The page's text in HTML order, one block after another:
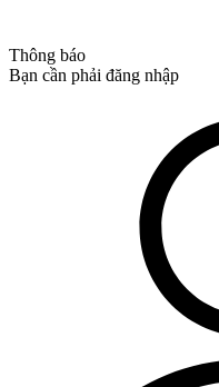
Thông báo
Bạn cần phải đăng nhập